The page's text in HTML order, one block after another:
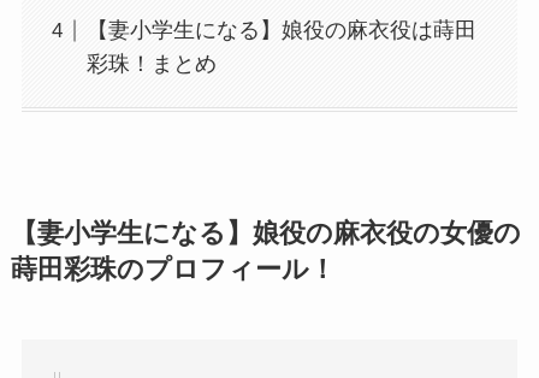
【妻小学生になる】娘役の麻衣役は蒔田
彩珠！まとめ
【妻小学生になる】娘役の麻衣役の女優の
蒔田彩珠のプロフィール！